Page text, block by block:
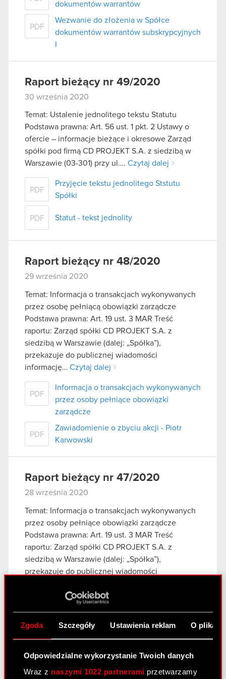
Zgoda Szczegóły Ustawienia reklam O
Odpowiedzialne wykorzystanie Twoich danych
Wraz z naszymi 1022 partnerami przetwarzamy
dokumentów warrantów
PDF
Wezwanie do złożenia w Spółce
dokumentów warrantów subskrypcyjnych
Raport bieżący nr 49/2020
30 września 2020
Temat: Ustalenie jednolitego tekstu Statutu
Podstawa prawna: Art. 56 ust. 1 pkt. 2 Ustawy o
ofercie – informacje bieżące i okresowe Zarząd
spółki pod firmą CD PROJEKT S.A. z siedzibą w
Warszawie (03-301) przy ul…. Czytaj dalej
PDF
Przyjęcie tekstu jednolitego Ststutu
Spółki
PDF Statut - tekst jednolity
Raport bieżący nr 48/2020
29 września 2020
Temat: Informacja o transakcjach wykonywanych
przez osobę pełniącą obowiązki zarządcze
Podstawa prawna: Art. 19 ust. 3 MAR Treść
raportu: Zarząd spółki CD PROJEKT S.A. z
siedzibą w Warszawie (dalej: „Spółka”),
przekazuje do publicznej wiadomości
informację… Czytaj dalej
PDF
Informacja o transakcjach wykonywanych
przez osoby pełniące obowiązki
zarządcze
PDF
Zawiadomienie o zbyciu akcji - Piotr
Karwowski
Raport bieżący nr 47/2020
28 września 2020
Temat: Informacja o transakcjach wykonywanych
przez osoby pełniące obowiązki zarządcze
Podstawa prawna: Art. 19 ust. 3 MAR Treść
raportu: Zarząd spółki CD PROJEKT S.A. z
siedzibą w Warszawie (dalej: „Spółka”),
przekazuje do publicznej wiadomości
PDF
Informacja o transakcjach wykonywanych
zarządcze
Badowski
Zawiadomienie o zbyciu akcji - Marcin